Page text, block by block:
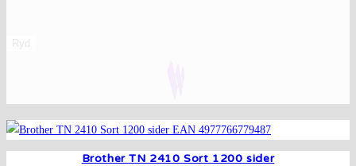
Ryd
Brother TN 2410 Sort 1200 sider